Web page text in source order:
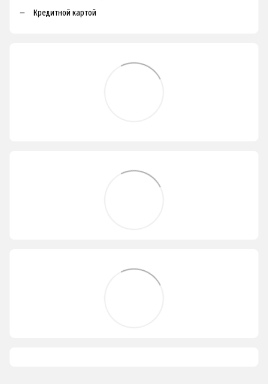
Кредитной картой